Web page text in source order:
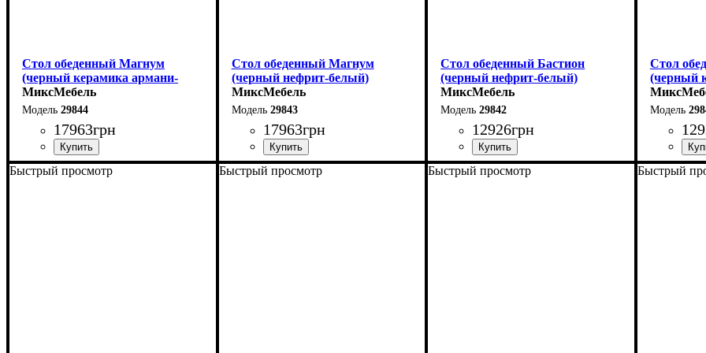
Стол обеденный Магнум
(черный керамика армани-
грей)
МиксМебель
29844
17963грн
Стол обеденный Магнум
(черный нефрит-белый)
МиксМебель
29843
17963грн
Стол обеденный Бастион
(черный нефрит-белый)
МиксМебель
29842
12926грн
Стол
(черный
Быстрый просмотр Быстрый просмотр Быстрый просмотр Быстрый